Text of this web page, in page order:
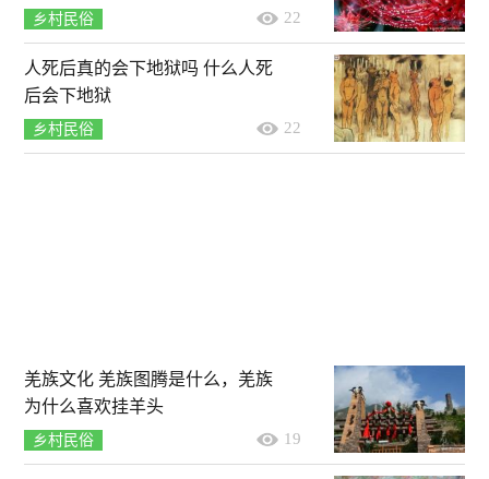
乡村民俗 22
人死后真的会下地狱吗 什么人死
后会下地狱
乡村民俗 22
羌族文化 羌族图腾是什么，羌族
为什么喜欢挂羊头
乡村民俗 19